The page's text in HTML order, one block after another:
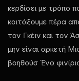
κερδίσει με τρόπο
κοιτάξουμε πέρα
τον Γκέιν και τον
μην είναι αρκετή
βοηθούσ Ένα